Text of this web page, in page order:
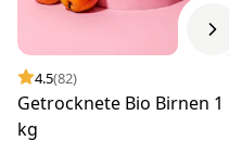
4.5(82)
Getrocknete Bio Birnen 1
kg